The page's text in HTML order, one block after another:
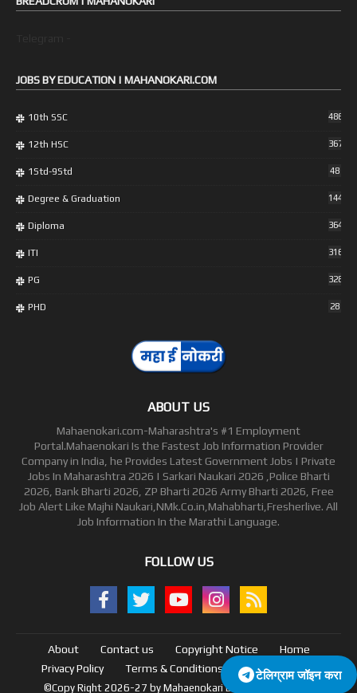
टेलिग्राम जॉइन करा
JOBS BY EDUCATION | MAHANOKARI.COM
10th SSC 486
12th HSC 367
1Std-9Std 48
Degree & Graduation 1447
Diploma 364
ITI 316
PG 328
PHD 28
ABOUT US
Mahaenokari.com-Maharashtra's #1 Employment
Portal.Mahaenokari Is the Fastest Job Information Provider
Company in India, he Provides Latest Government Jobs | Private
Jobs In Maharashtra 2026 | Sarkari Naukari 2026 ,Police Bharti
2026, Bank Bharti 2026, ZP Bharti 2026 Army Bharti 2026, Free
Job Alert Like Majhi Naukari,NMk.Co.in,Mahabharti,Fresherlive. All
Job Information In the Marathi Language.
FOLLOW US
About Contact us Copyright Notice
Home
Privacy Policy
Terms & Conditions e-News Paper
©Copy Right 2026-27 by Mahaenokari Blogger Templates